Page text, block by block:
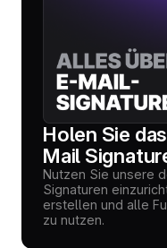
Holen Sie
Mail
Nutzen Sie unsere
Signaturen
erstellen und alle
zu nutzen.